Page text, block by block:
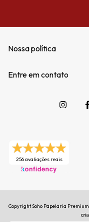
Nossa política
Entre em contato
256 avaliações reais
Copyright Soho Papelaria